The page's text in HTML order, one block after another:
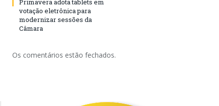
Primavera adota tablets em
votação eletrônica para
modernizar sessões da
Câmara
Os comentários estão fechados.